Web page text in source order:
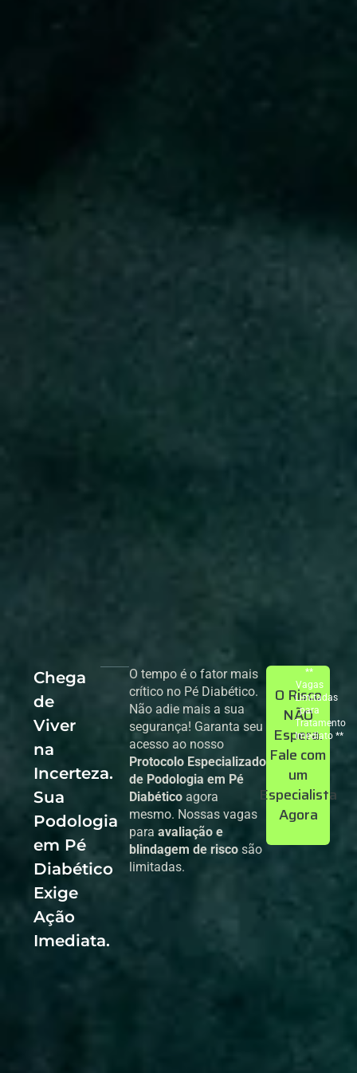
Chega
de
Viver
na
Incerteza.
Sua
Podologia
em Pé
Diabético
Exige
Ação
Imediata.
O tempo é o fator mais
crítico no Pé Diabético.
Não adie mais a sua
segurança! Garanta seu
acesso ao nosso
Protocolo Especializado
de Podologia em Pé
Diabético agora
mesmo. Nossas vagas
paraavaliação e
blindagem de risco são
limitadas.
O Risco
NÃO
Espera.
Fale com
um
Especialista
Agora
**
Vagas
Limitadas
para
Tratamento
Imediato **